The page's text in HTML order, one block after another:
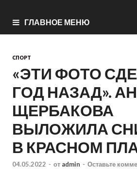
ГЛАВНОЕ МЕНЮ
СПОРТ
«ЭТИ ФОТО
ГОД НАЗАД».
ЩЕРБАКОВА
ВЫЛОЖИЛА
В КРАСНОМ
04.05.2022 - от admin - Оставьте